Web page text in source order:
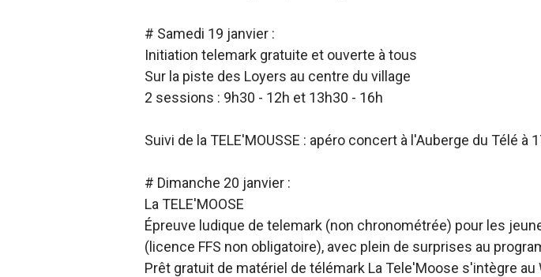
# Samedi 19 janvier :
Initiation telemark gratuite et ouverte à tous
Sur la piste des Loyers au centre du village
2 sessions : 9h30 - 12h et 13h30 - 16h
Suivi de la TELE'MOUSSE : apéro concert à l'Auberge du Télé à
# Dimanche 20 janvier :
La TELE'MOOSE
Épreuve ludique de telemark (non chronométrée) pour les
(licence FFS non obligatoire), avec plein de surprises au
Prêt gratuit de matériel de télémark La Tele'Moose s'intègre au